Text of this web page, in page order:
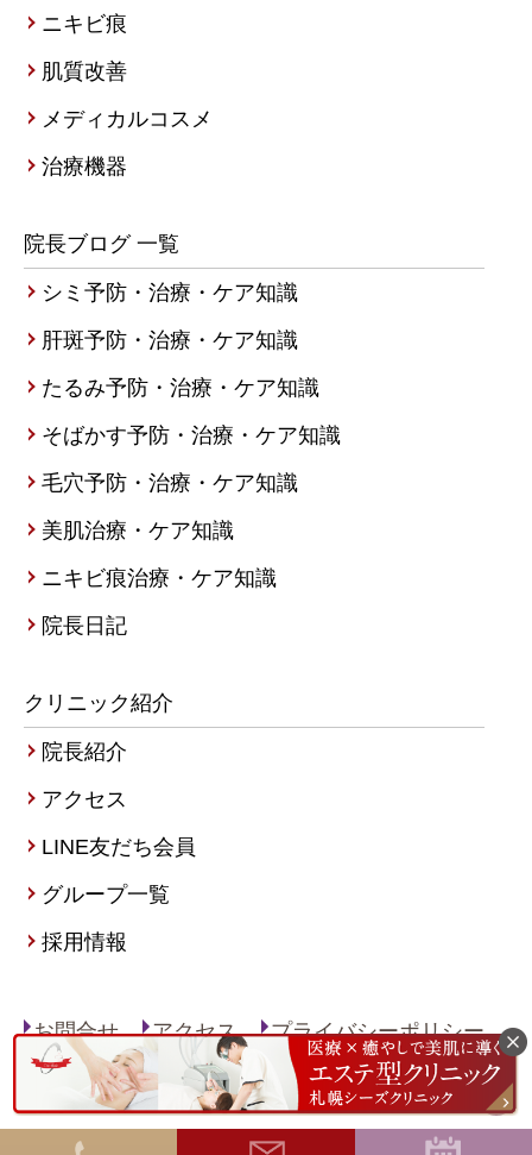
ニキビ痕
肌質改善
メディカルコスメ
治療機器
院長ブログ 一覧
シミ予防・治療・ケア知識
肝斑予防・治療・ケア知識
たるみ予防・治療・ケア知識
そばかす予防・治療・ケア知識
毛穴予防・治療・ケア知識
美肌治療・ケア知識
ニキビ痕治療・ケア知識
院長日記
クリニック紹介
院長紹介
アクセス
LINE友だち会員
グループ一覧
採用情報
お問合せ アクセス
プライバシーポリシー
サイトマップ
Copyright（C）Sapporo Ci:z Clinic All right reserved.